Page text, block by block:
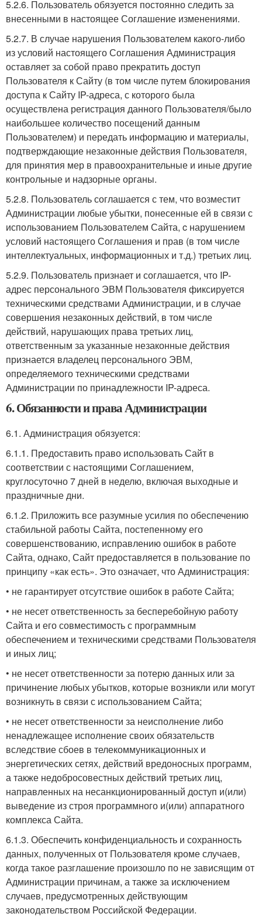
5.2.6. Пользователь обязуется постоянно следить за
внесенными в настоящее Соглашение изменениями.
5.2.7. В случае нарушения Пользователем какого-либо
из условий настоящего Соглашения Администрация
оставляет за собой право прекратить доступ
Пользователя к Сайту (в том числе путем блокирования
доступа к Сайту IP-адреса, с которого была
осуществлена регистрация данного Пользователя/было
наибольшее количество посещений данным
Пользователем) и передать информацию и материалы,
подтверждающие незаконные действия Пользователя,
для принятия мер в правоохранительные и иные другие
контрольные и надзорные органы.
5.2.8. Пользователь соглашается с тем, что возместит
Администрации любые убытки, понесенные ей в связи с
использованием Пользователем Сайта, c нарушением
условий настоящего Соглашения и прав (в том числе
интеллектуальных, информационных и т.д.) третьих лиц.
5.2.9. Пользователь признает и соглашается, что IP-
адрес персонального ЭВМ Пользователя фиксируется
техническими средствами Администрации, и в случае
совершения незаконных действий, в том числе
действий, нарушающих права третьих лиц,
ответственным за указанные незаконные действия
признается владелец персонального ЭВМ,
определяемого техническими средствами
Администрации по принадлежности IP-адреса.
6. Обязанности и права Администрации
6.1. Администрация обязуется:
6.1.1. Предоставить право использовать Сайт в
соответствии с настоящими Соглашением,
круглосуточно 7 дней в неделю, включая выходные и
праздничные дни.
6.1.2. Приложить все разумные усилия по обеспечению
стабильной работы Сайта, постепенному его
совершенствованию, исправлению ошибок в работе
Сайта, однако, Сайт предоставляется в пользование по
принципу «как есть». Это означает, что Администрация:
• не гарантирует отсутствие ошибок в работе Сайта;
• не несет ответственность за бесперебойную работу
Сайта и его совместимость с программным
обеспечением и техническими средствами Пользователя
и иных лиц;
• не несет ответственности за потерю данных или за
причинение любых убытков, которые возникли или могут
возникнуть в связи с использованием Сайта;
• не несет ответственности за неисполнение либо
ненадлежащее исполнение своих обязательств
вследствие сбоев в телекоммуникационных и
энергетических сетях, действий вредоносных программ,
а также недобросовестных действий третьих лиц,
направленных на несанкционированный доступ и(или)
выведение из строя программного и(или) аппаратного
комплекса Сайта.
6.1.3. Обеспечить конфиденциальность и сохранность
данных, полученных от Пользователя кроме случаев,
когда такое разглашение произошло по не зависящим от
Администрации причинам, а также за исключением
случаев, предусмотренных действующим
законодательством Российской Федерации.